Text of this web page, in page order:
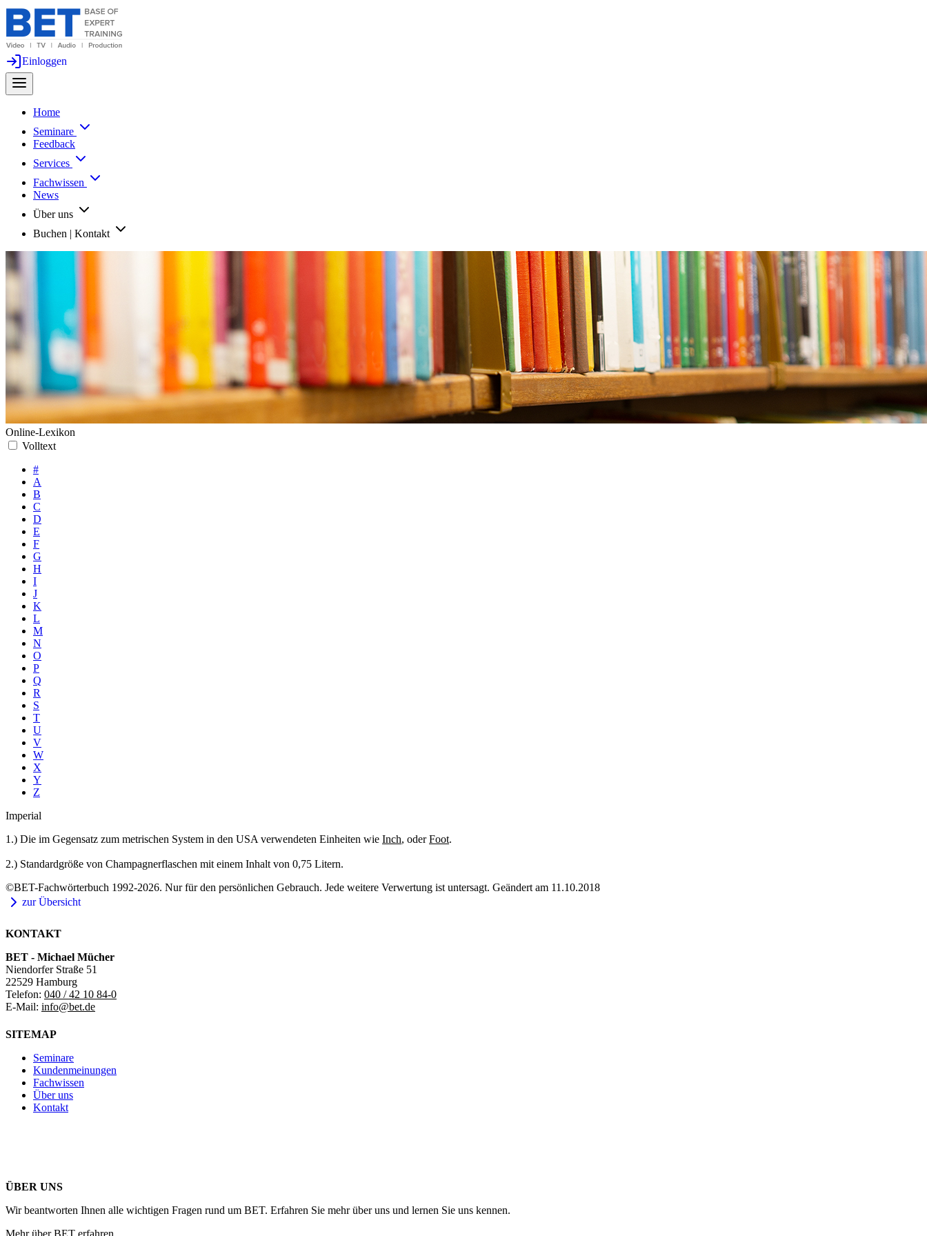
Einloggen
Home
Seminare
Feedback
Services
Fachwissen
News
Über uns
Buchen | Kontakt
Online-Lexikon
Volltext
#
A
B
C
D
E
F
G
H
I
J
K
L
M
N
O
P
Q
R
S
T
U
V
W
X
Y
Z
Imperial
1.) Die im Gegensatz zum metrischen System in den USA verwendeten Einheiten wie Inch, oderFoot.
2.) Standardgröße von Champagnerflaschen mit einem Inhalt von 0,75 Litern.
©BET-Fachwörterbuch 1992-2026. Nur für den persönlichen Gebrauch. Jede weitere Verwertung ist untersagt. Geändert am 11.10.2018
zur Übersicht
KONTAKT
BET - Michael Mücher
Niendorfer Straße 51
22529 Hamburg
Telefon: 040 / 42 10 84-0
E-Mail: info@bet.de
SITEMAP
Seminare
Kundenmeinungen
Fachwissen
Über uns
Kontakt
ÜBER UNS
Wir beantworten Ihnen alle wichtigen Fragen rund um BET. Erfahren Sie mehr über uns und lernen Sie uns kennen.
Mehr über BET erfahren